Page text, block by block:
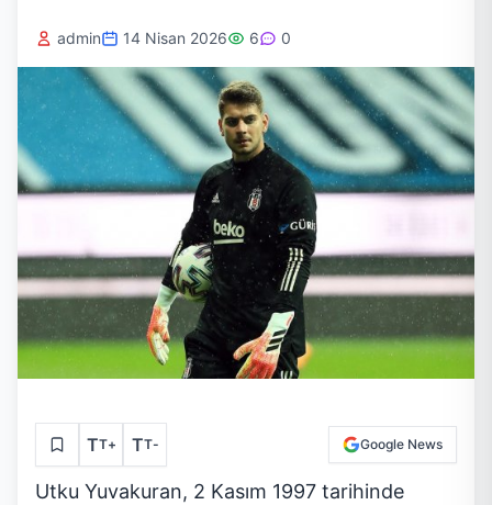
admin 14 Nisan 2026 6 0
TT+ TT- Google News
Utku Yuvakuran, 2 Kasım 1997 tarihinde